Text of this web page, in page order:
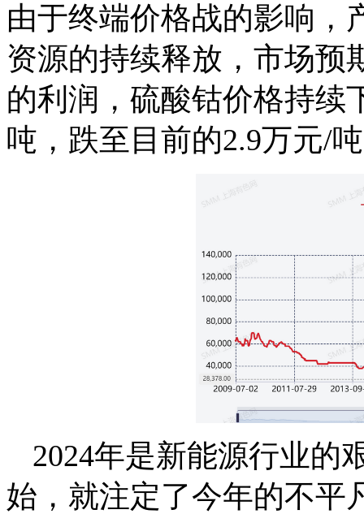
由于终端价格战的影响，
资源的持续释放，市场预
的利润，硫酸钴价格持续
吨，跌至目前的2.9万元/
2024年是新能源行业的
始，就注定了今年的不平